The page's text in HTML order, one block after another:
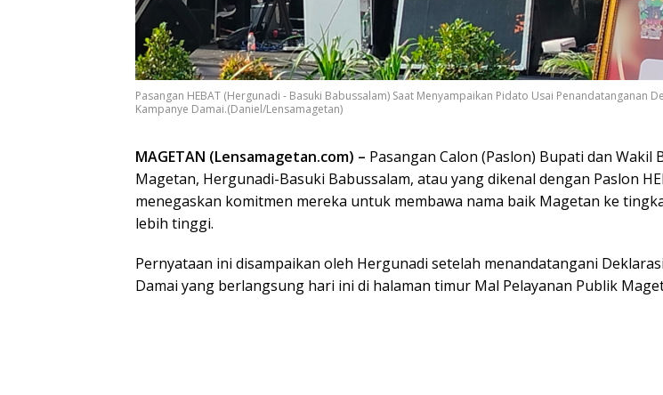
Pasangan HEBAT (Hergunadi - Basuki Babussalam) Saat Menyampaikan Pidato Usai Penandatanganan
Kampanye Damai.(Daniel/Lensamagetan)
MAGETAN (Lensamagetan.com) – Pasangan Calon (Paslon) Bupati dan Wakil
Magetan, Hergunadi-Basuki Babussalam, atau yang dikenal dengan Paslon
menegaskan komitmen mereka untuk membawa nama baik Magetan ke
lebih tinggi.
Pernyataan ini disampaikan oleh Hergunadi setelah menandatangani
Damai yang berlangsung hari ini di halaman timur Mal Pelayanan Publik